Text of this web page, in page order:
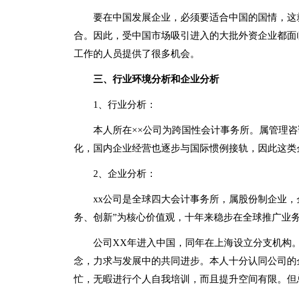
要在中国发展企业，必须要适合中国的国情，
合。因此，受中国市场吸引进入的大批外资企业都
工作的人员提供了很多机会。
三、行业环境分析和企业分析
1、行业分析：
本人所在××公司为跨国性会计事务所。属管理
化，国内企业经营也逐步与国际惯例接轨，因此这
2、企业分析：
xx公司是全球四大会计事务所，属股份制企业
务、创新”为核心价值观，十年来稳步在全球推广业
公司XX年进入中国，同年在上海设立分支机构
念，力求与发展中的共同进步。本人十分认同公司
忙，无暇进行个人自我培训，而且提升空间有限。